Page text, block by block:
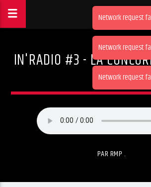
IN'RADIO #3 - LA
LE RAIL
PAR RMP .
Network request
Network request
Network request